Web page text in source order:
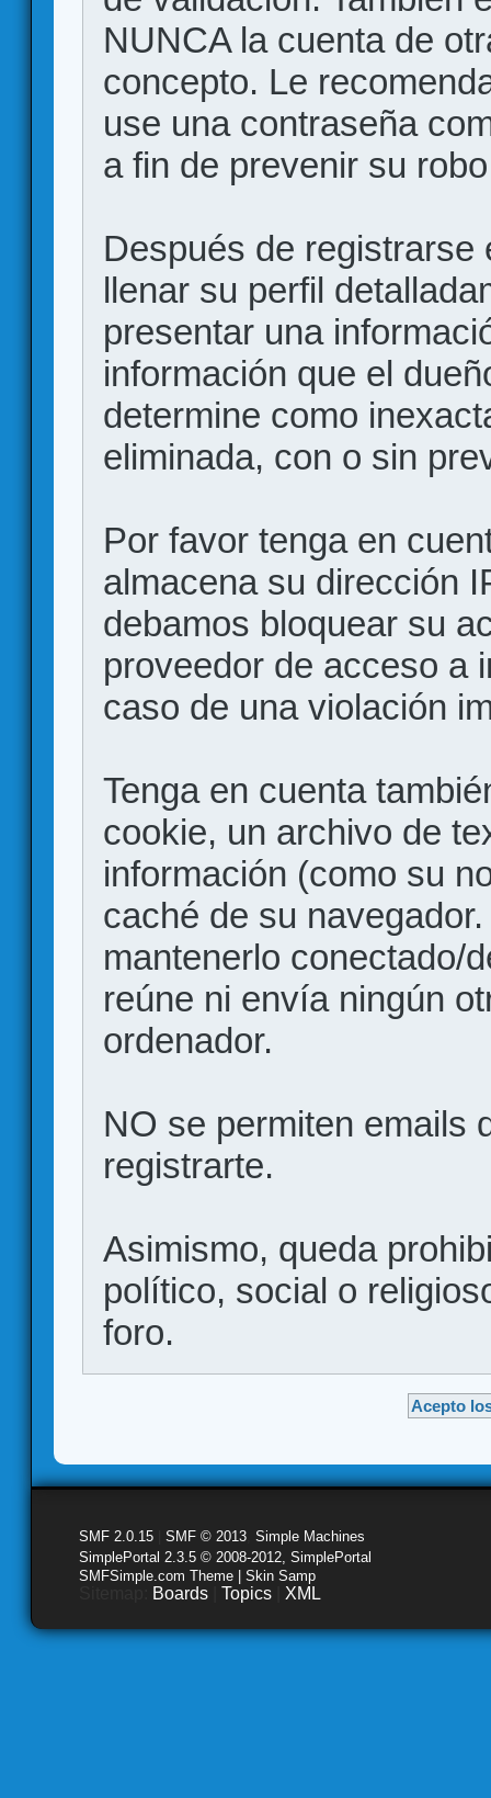
NUNCA la cuenta de
concepto. Le
use una contraseña
a fin de prevenir su
Después de registrarse
llenar su perfil
presentar una
información que el
determine como
eliminada, con o sin
Por favor tenga en
almacena su dirección
debamos bloquear su
proveedor de acceso a
caso de una violación
Tenga en cuenta
cookie, un archivo de
información (como su
caché de su
mantenerlo conectado/
reúne ni envía ningún
ordenador.
NO se permiten emails
registrarte.
Asimismo, queda
político, social o
foro.
SMF 2.0.15 SMF © 2013 Simple Machines
SimplePortal 2.3.5 © 2008-2012, SimplePortal
SMFSimple.com Theme | Skin Samp
Boards Topics XML